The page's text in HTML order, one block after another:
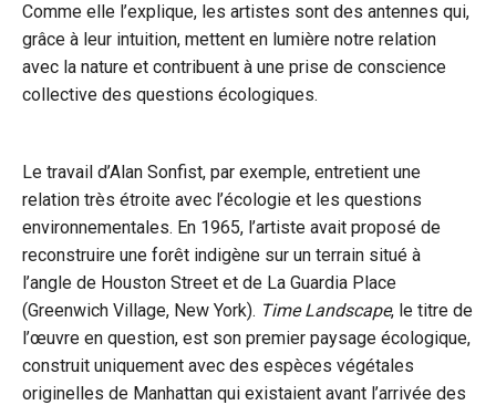
Comme elle l’explique, les artistes sont des antennes qui,
grâce à leur intuition, mettent en lumière notre relation
avec la nature et contribuent à une prise de conscience
collective des questions écologiques.
Le travail d’Alan Sonfist, par exemple, entretient une
relation très étroite avec l’écologie et les questions
environnementales. En 1965, l’artiste avait proposé de
reconstruire une forêt indigène sur un terrain situé à
l’angle de Houston Street et de La Guardia Place
(Greenwich Village, New York). Time Landscape, le titre de
l’œuvre en question, est son premier paysage écologique,
construit uniquement avec des espèces végétales
originelles de Manhattan qui existaient avant l’arrivée des